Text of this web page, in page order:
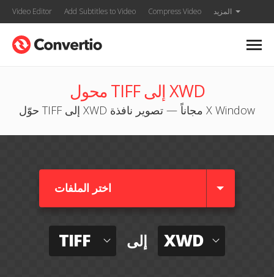
Video Editor Add Subtitles to Video Compress Video المزيد
محول TIFF إلى XWD
حوّل TIFF إلى XWD مجاناً — تصوير نافذة X Window
اختر الملفات
TIFF إلى XWD